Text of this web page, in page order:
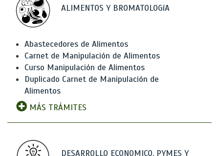
ALIMENTOS Y BROMATOLOGíA
Abastecedores de Alimentos
Carnet de Manipulación de Alimentos
Curso Manipulación de Alimentos
Duplicado Carnet de Manipulación de
Alimentos
MÁS TRÁMITES
DESARROLLO ECONOMICO, PYMES Y